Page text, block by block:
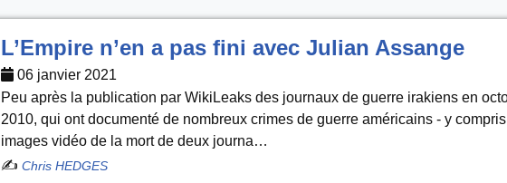
L’Empire n’en a pas fini avec Julian Assange
06 janvier 2021
Peu après la publication par WikiLeaks des journaux de guerre irakiens en
2010, qui ont documenté de nombreux crimes de guerre américains - y
images vidéo de la mort de deux journa…
✍️ Chris HEDGES